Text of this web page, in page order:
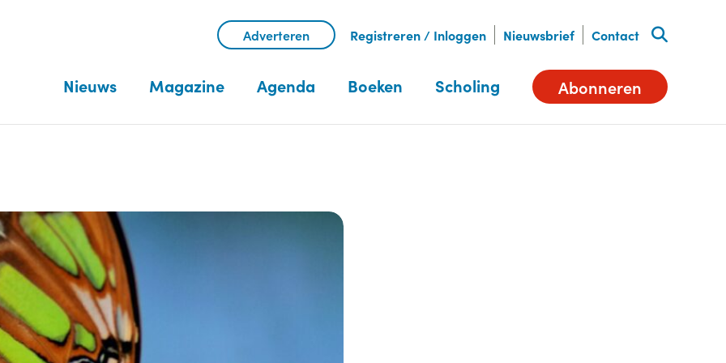
Adverteren Registreren / Inloggen Nieuwsbrief Contact
Nieuws Magazine Agenda Boeken Scholing Abonneren